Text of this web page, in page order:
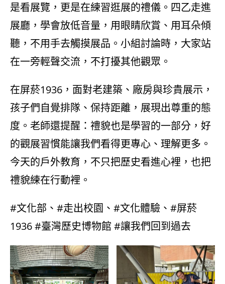
是看展覽，更是在練習逛展的禮儀。四乙走進
展廳，學會放低音量，用眼睛欣賞、用耳朵傾
聽，不用手去觸摸展品。小組討論時，大家站
在一旁輕聲交流，不打擾其他觀眾。
在屏菸1936，面對老建築、廠房與珍貴展示，
孩子們自覺排隊、保持距離，展現出尊重的態
度。老師還提醒：禮貌也是學習的一部分，好
的觀展習慣能讓我們看得更專心、理解更多。
今天的戶外教育，不只把歷史看進心裡，也把
禮貌練在行動裡。
#文化部、#走出校園、#文化體驗、#屏菸
1936 #臺灣歷史博物館 #讓我們回到過去